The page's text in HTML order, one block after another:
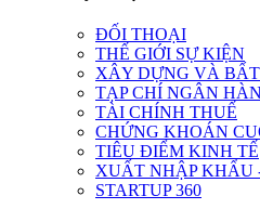
ĐỐI THOẠI
THẾ GIỚI SỰ KIỆN
XÂY DỰNG VÀ
TẠP CHÍ NGÂN
TÀI CHÍNH THUẾ
CHỨNG KHOÁN
TIÊU ĐIỂM KINH TẾ
XUẤT NHẬP KHẨU
STARTUP 360